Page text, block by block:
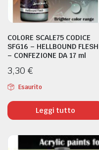
COLORE SCALE75 CODICE
SFG16 – HELLBOUND FLESH
– CONFEZIONE DA 17 ml
3,30 €
Esaurito
Leggi tutto